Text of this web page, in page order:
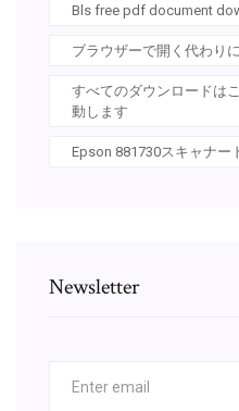
Bls free pdf document
ブラウザーで開く代わり
すべてのダウンロードは
動します
Epson 881730スキャナー
Newsletter